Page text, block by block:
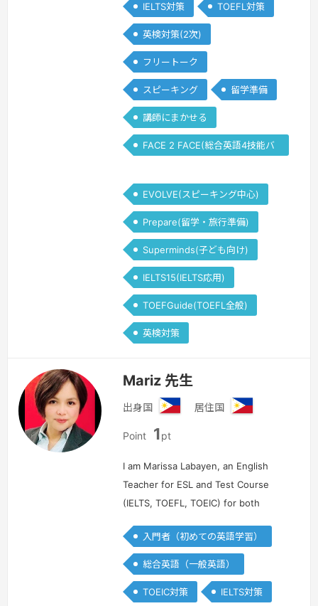
IELTS対策 TOEFL対策
英検対策(2次)
フリートーク
スピーキング 留学準備
講師にまかせる
FACE 2 FACE(総合英語4技能バ
EVOLVE(スピーキング中心)
Prepare(留学・旅行準備)
Superminds(子ども向け)
IELTS15(IELTS応用)
TOEFGuide(TOEFL全般)
英検対策
Mariz 先生
出身国
ィ
ピ
ン
居住国
ピ
ン
Point 1pt
I am Marissa Labayen, an English
Teacher for ESL and Test Course
(IELTS, TOEFL, TOEIC) for both
and adults students from different
walks of life from elementary ,…
を見る »
入門者（初めての英語学習）
総合英語（一般英語）
TOEIC対策 IELTS対策